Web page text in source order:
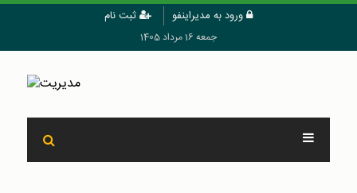
ورود به مدیراینفو ثبت نام
جمعه 16 مرداد 1405